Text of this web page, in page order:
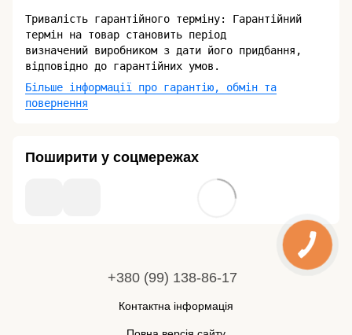
Тривалість гарантійного терміну: Гарантійний
термін на товар становить період
визначений виробником з дати його придбання,
відповідно до гарантійних умов.
Більше інформації про гарантію, обмін та
повернення
Поширити у соцмережах
+380 (99) 138-86-17
Контактна інформація